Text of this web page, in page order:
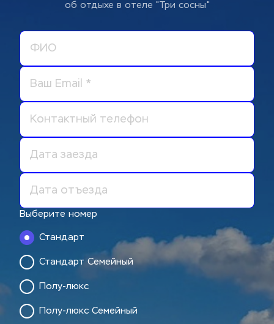
об отдыхе в отеле "Три сосны"
Выберите номер
Стандарт
Стандарт Семейный
Полу-люкс
Полу-люкс Семейный